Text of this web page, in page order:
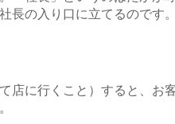
長の入り口に立てるのです。
店に行くこと）すると、お